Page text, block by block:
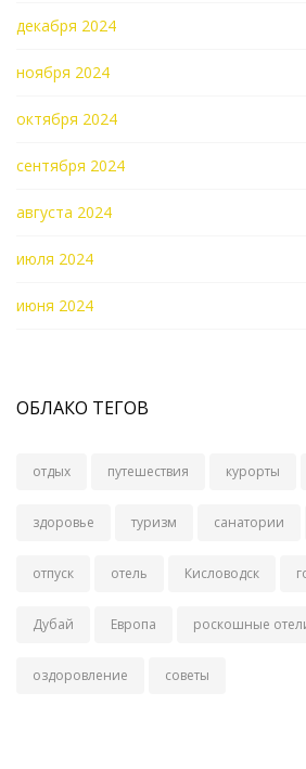
декабря 2024
ноября 2024
октября 2024
сентября 2024
августа 2024
июля 2024
июня 2024
ОБЛАКО ТЕГОВ
отдых путешествия курорты
здоровье туризм санатории
отпуск отель Кисловодск
Дубай Европа роскошные
оздоровление советы